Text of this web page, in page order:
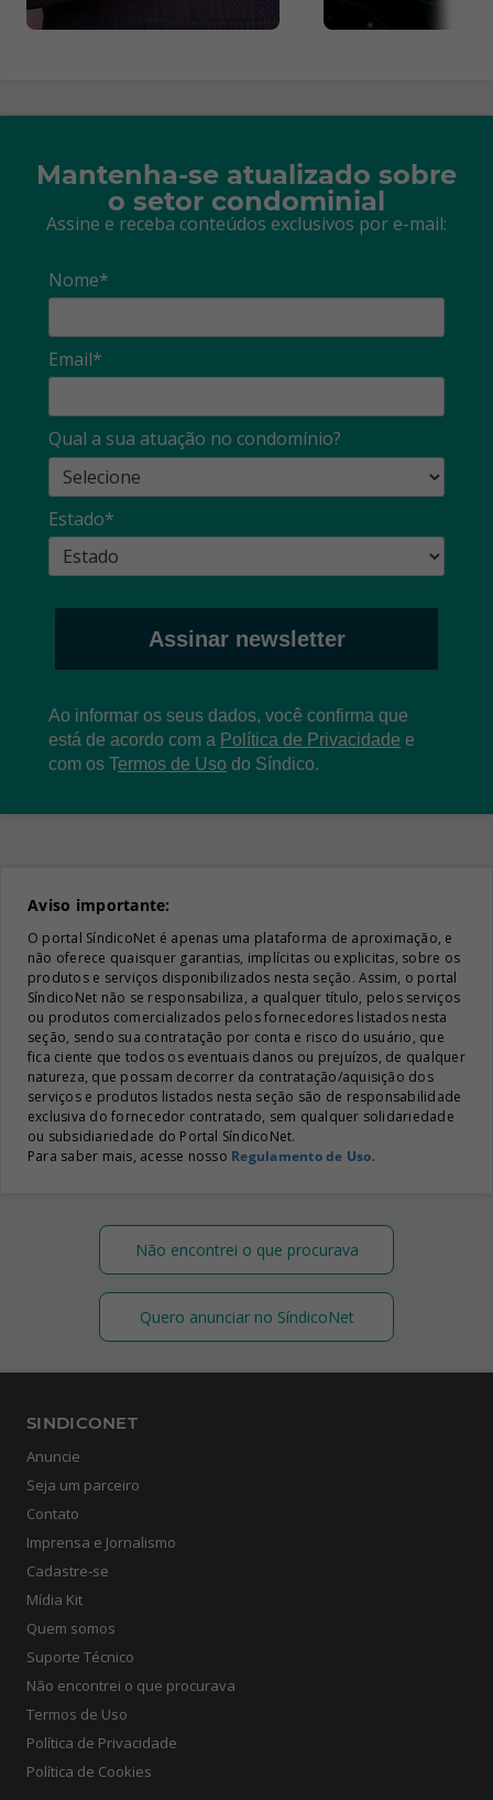
Mantenha-se atualizado sobre
o setor condominial
Assine e receba conteúdos exclusivos por e-mail:
Nome*
Email*
Qual a sua atuação no condomínio?
Estado*
Assinar newsletter
Ao informar os seus dados, você confirma que
está de acordo com a Política de Privacidade e
com os Termos de Uso do Síndico.
Aviso importante:
O portal SíndicoNet é apenas uma plataforma de aproximação, e
não oferece quaisquer garantias, implícitas ou explicitas, sobre os
produtos e serviços disponibilizados nesta seção. Assim, o portal
SíndicoNet não se responsabiliza, a qualquer título, pelos serviços
ou produtos comercializados pelos fornecedores listados nesta
seção, sendo sua contratação por conta e risco do usuário, que
fica ciente que todos os eventuais danos ou prejuízos, de qualquer
natureza, que possam decorrer da contratação/aquisição dos
serviços e produtos listados nesta seção são de responsabilidade
exclusiva do fornecedor contratado, sem qualquer solidariedade
ou subsidiariedade do Portal SíndicoNet.
Para saber mais, acesse nosso Regulamento de Uso.
Não encontrei o que procurava
Quero anunciar no SíndicoNet
SINDICONET
Anuncie
Seja um parceiro
Contato
Imprensa e Jornalismo
Cadastre-se
Mídia Kit
Quem somos
Suporte Técnico
Não encontrei o que procurava
Termos de Uso
Política de Privacidade
Política de Cookies